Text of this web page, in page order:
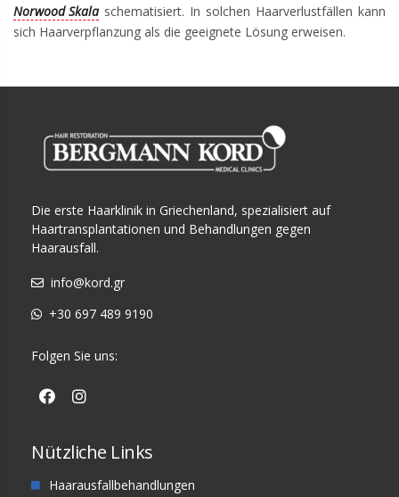
Norwood Skalaschematisiert. In solchen Haarverlustfällen kann
sich Haarverpflanzung als die geeignete Lösung erweisen.
Die erste Haarklinik in Griechenland, spezialisiert auf
Haartransplantationen und Behandlungen gegen
Haarausfall.
info@kord.gr
+30 697 489 9190
Folgen Sie uns:
Nützliche Links
Haarausfallbehandlungen